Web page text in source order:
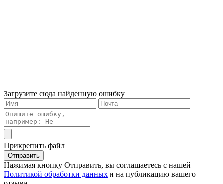
Загрузите сюда найденную ошибку
Прикрепить файл
Отправить
Нажимая кнопку Отправить, вы соглашаетесь с нашей
Политикой обработки данных и на публикацию вашего